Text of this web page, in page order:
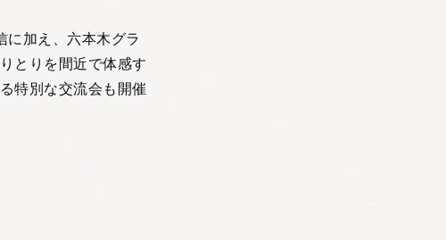
に加え、六本木グラ
とりを間近で体感す
特別な交流会も開催